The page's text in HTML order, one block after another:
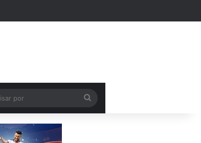
por